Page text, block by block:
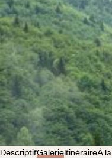
DescriptifGalerieItinéraireÀ